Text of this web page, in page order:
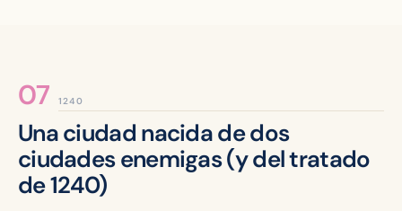
1240
Una ciudad nacida de dos
ciudades enemigas (y del tratado
de 1240)